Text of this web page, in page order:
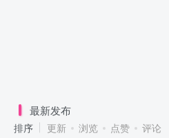
最新发布
排序 更新 浏览 点赞 评论